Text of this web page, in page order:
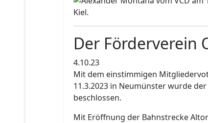
Der Förderverein
4.10.23
Mit dem einstimmigen
11.3.2023 in Neumünster wurde
beschlossen.
Mit Eröffnung der Bahnstrecke